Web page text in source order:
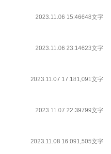
2023.11.06 15:46648文字
2023.11.06 23:14623文字
2023.11.07 17:181,091文字
2023.11.07 22:39799文字
2023.11.08 16:091,505文字